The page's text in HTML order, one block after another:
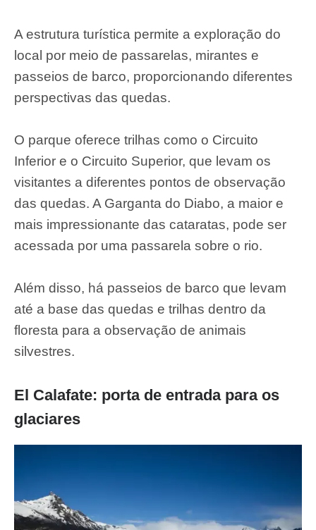
A estrutura turística permite a exploração do
local por meio de passarelas, mirantes e
passeios de barco, proporcionando diferentes
perspectivas das quedas.
O parque oferece trilhas como o Circuito
Inferior e o Circuito Superior, que levam os
visitantes a diferentes pontos de observação
das quedas. A Garganta do Diabo, a maior e
mais impressionante das cataratas, pode ser
acessada por uma passarela sobre o rio.
Além disso, há passeios de barco que levam
até a base das quedas e trilhas dentro da
floresta para a observação de animais
silvestres.
El Calafate: porta de entrada para os
glaciares